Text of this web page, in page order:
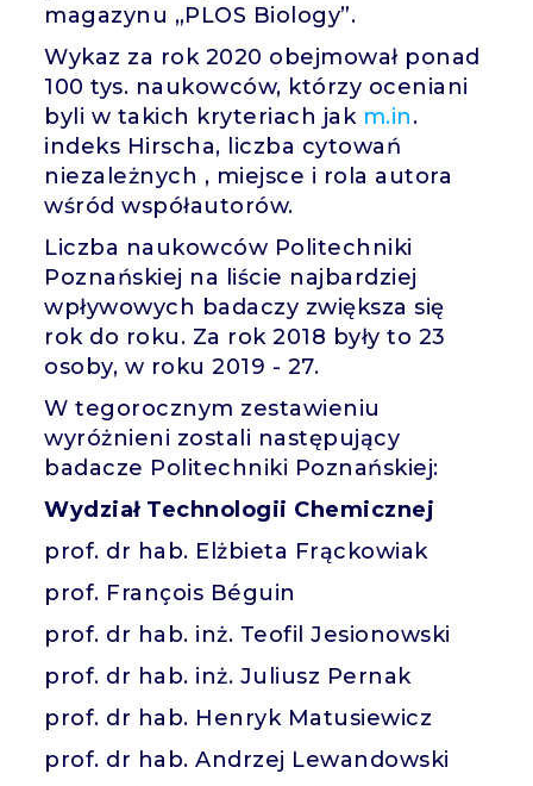
magazynu „PLOS Biology”.
Wykaz za rok 2020 obejmował ponad
100 tys. naukowców, którzy oceniani
byli w takich kryteriach jak m.in.
indeks Hirscha, liczba cytowań
niezależnych , miejsce i rola autora
wśród współautorów.
Liczba naukowców Politechniki
Poznańskiej na liście najbardziej
wpływowych badaczy zwiększa się
rok do roku. Za rok 2018 były to 23
osoby, w roku 2019 - 27.
W tegorocznym zestawieniu
wyróżnieni zostali następujący
badacze Politechniki Poznańskiej:
Wydział Technologii Chemicznej
prof. dr hab. Elżbieta Frąckowiak
prof. François Béguin
prof. dr hab. inż. Teofil Jesionowski
prof. dr hab. inż. Juliusz Pernak
prof. dr hab. Henryk Matusiewicz
prof. dr hab. Andrzej Lewandowski